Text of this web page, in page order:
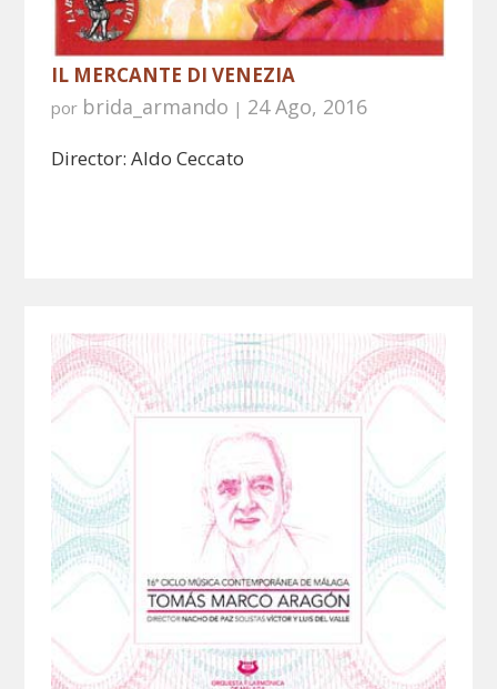
IL MERCANTE DI VENEZIA
por brida_armando | 24 Ago, 2016
Director: Aldo Ceccato